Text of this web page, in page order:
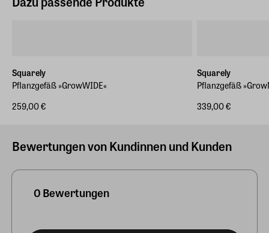
Squarely
Pflanzgefäß »GrowWIDE«
259,00 €
Squarely
Pflanzgefäß
339,00 €
Bewertungen von Kundinnen und Kunden
0 Bewertungen